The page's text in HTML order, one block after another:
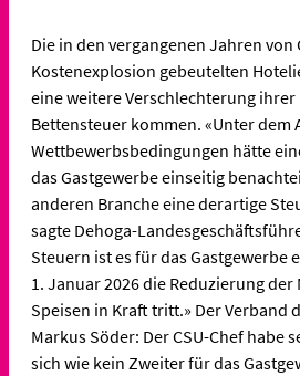
Die in den vergangenen Jahren
Kostenexplosion gebeutelten
eine weitere Verschlechterung ihrer
Bettensteuer kommen. «Unter dem
Wettbewerbsbedingungen hätte
das Gastgewerbe einseitig
anderen Branche eine derartige
sagte Dehoga-
Steuern ist es für das Gastgewerbe
1. Januar 2026 die Reduzierung
Speisen in Kraft tritt.» Der Verband
Markus Söder: Der CSU-Chef habe
sich wie kein Zweiter für das